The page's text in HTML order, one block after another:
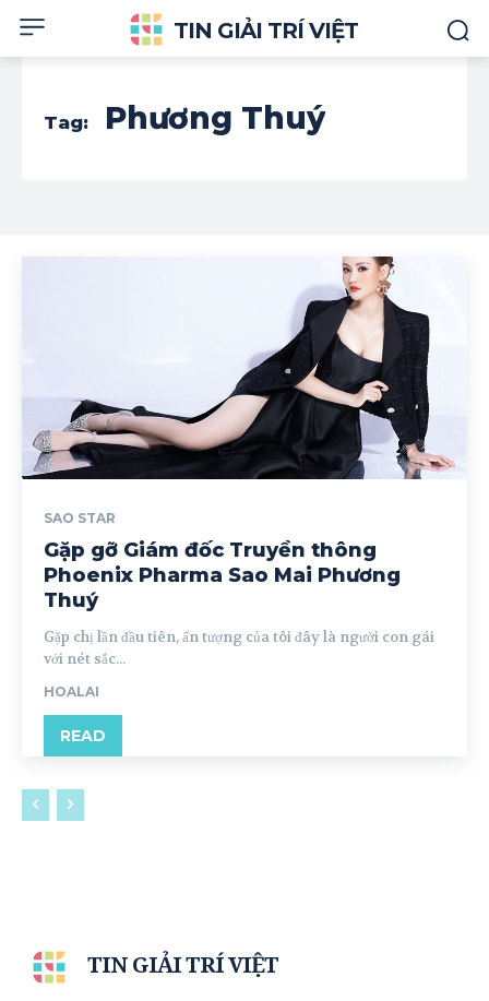
TIN GIẢI TRÍ VIỆT
Tag: Phương Thuý
SAO STAR
Gặp gỡ Giám đốc Truyền thông
Phoenix Pharma Sao Mai Phương
Thuý
Gặp chị lần đầu tiên, ấn tượng của tôi đây là người con gái
với nét sắc...
HOALAI
READ
TIN GIẢI TRÍ VIỆT